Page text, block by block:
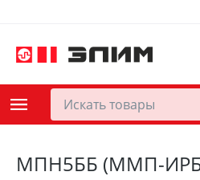
МПН5ББ (ММП-